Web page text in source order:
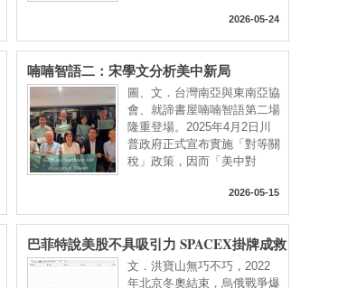
2026-05-24
喃喃智語二：宋學文分析美中新局
圖、文．台灣南亞與東南亞協
會、就諦書屋喃喃智語第二場
隆重登場。2025年4月2日川
普政府正式宣布實施「對等關
稅」政策，因而「美中對
2026-05-15
巴菲特說美股不具吸引力 SPACEX掛牌成救
星
文．洪寶山無巧不巧，2022
年北京冬奧結束，烏俄戰爭爆